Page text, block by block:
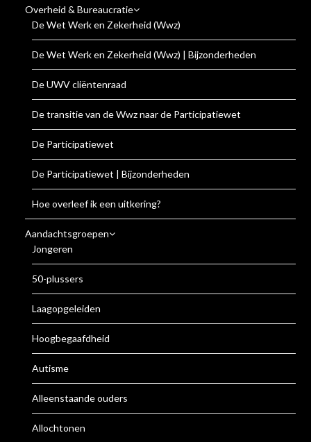
Overheid & Bureaucratie
De Wet Werk en Zekerheid (Wwz)
De Wet Werk en Zekerheid (Wwz) | Bijzonderheden
De UWV cliëntenraad
De transitie van de Wwz naar de Participatiewet
De Participatiewet
De Participatiewet | Bijzonderheden
Hoe overleef ik een uitkering?
Aandachtsgroepen
Jongeren
50-plussers
Laagopgeleiden
Hoogbegaafdheid
Autisme
Alleenstaande ouders
Allochtonen